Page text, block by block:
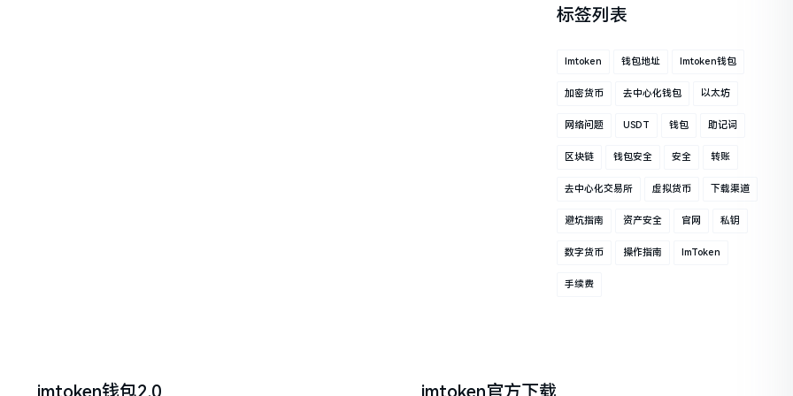
标签列表
Imtoken 钱包地址 Imtoken钱包
加密货币 去中心化钱包 以太坊
网络问题 USDT 钱包 助记词
区块链 钱包安全 安全 转账
去中心化交易所 虚拟货币 下载渠道
避坑指南 资产安全 官网 私钥
数字货币 操作指南 ImToken
手续费